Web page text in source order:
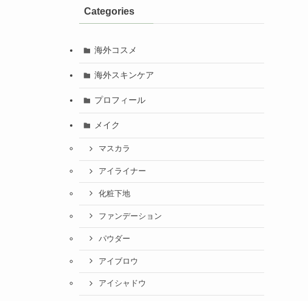
Categories
海外コスメ
海外スキンケア
プロフィール
メイク
マスカラ
アイライナー
化粧下地
ファンデーション
パウダー
アイブロウ
アイシャドウ